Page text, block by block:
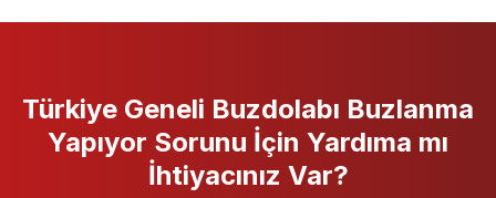
Türkiye Geneli Buzdolabı Buzlanma
Yapıyor Sorunu İçin Yardıma mı
İhtiyacınız Var?